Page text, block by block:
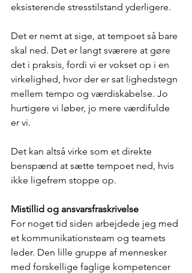
eksisterende stresstilstand yderligere.
Det er nemt at sige, at tempoet så bare
skal ned. Det er langt sværere at gøre
det i praksis, fordi vi er vokset op i en
virkelighed, hvor der er sat lighedstegn
mellem tempo og værdiskabelse. Jo
hurtigere vi løber, jo mere værdifulde
er vi.
Det kan altså virke som et direkte
benspænd at sætte tempoet ned, hvis
ikke ligefrem stoppe op.
Mistillid og ansvarsfraskrivelse
For noget tid siden arbejdede jeg med
et kommunikationsteam og teamets
leder. Den lille gruppe af mennesker
med forskellige faglige kompetencer